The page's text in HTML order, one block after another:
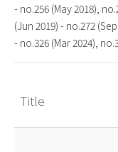
- no.256 (May 2018),
(Jun 2019) - no.272
- no.326 (Mar 2024),
Title